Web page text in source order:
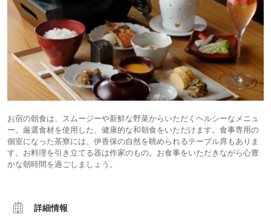
お宿の朝食は、スムージーや新鮮な野菜からいただくヘルシーなメニュ
ー。厳選食材を使用した、健康的な和朝食をいただけます。食事専用の
個室になった茶寮には、伊香保の自然を眺められるテーブル席もありま
す。お料理を引き立てる器は作家のもの。お食事をいただきながら心豊
かな朝時間を過ごしましょう。
詳細情報